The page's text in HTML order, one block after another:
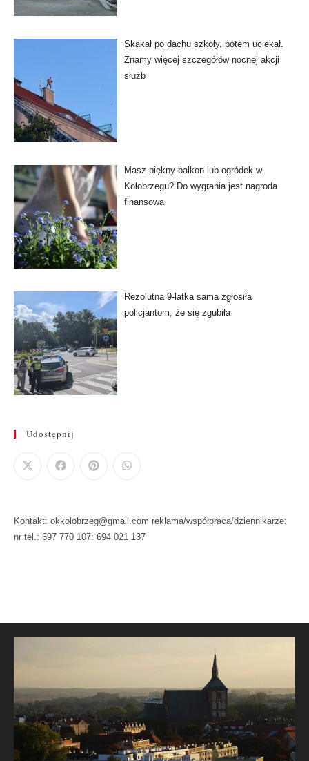
Skakał po dachu szkoły, potem uciekał.
Znamy więcej szczegółów nocnej akcji
służb
Masz piękny balkon lub ogródek w
Kołobrzegu? Do wygrania jest nagroda
finansowa
Rezolutna 9-latka sama zgłosiła
policjantom, że się zgubiła
Udostępnij
Kontakt: okkolobrzeg@gmail.com reklama/współpraca/dziennikarze:
nr tel.: 697 770 107: 694 021 137